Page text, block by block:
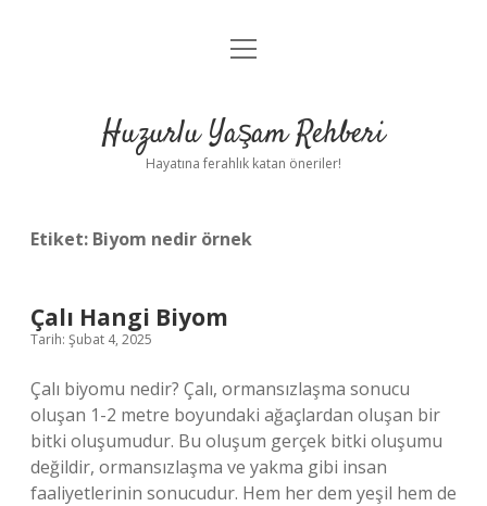
Anasayfa
Yasal Uyarı
menüyü
Huzurlu Yaşam Rehberi
Hayatına ferahlık katan öneriler!
Etiket: Biyom nedir örnek
Çalı Hangi Biyom
Tarih: Şubat 4, 2025
Çalı biyomu nedir? Çalı, ormansızlaşma sonucu
oluşan 1-2 metre boyundaki ağaçlardan oluşan bir
bitki oluşumudur. Bu oluşum gerçek bitki oluşumu
değildir, ormansızlaşma ve yakma gibi insan
faaliyetlerinin sonucudur. Hem her dem yeşil hem de